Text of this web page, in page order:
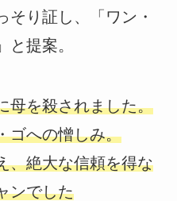
そり証し、「ワン・
と提案。
母を殺されました。
ゴへの憎しみ。
絶大な信頼を得な
ンでした